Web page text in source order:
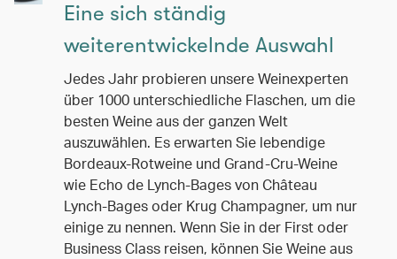
Eine sich ständig
weiterentwickelnde Auswahl
Jedes Jahr probieren unsere Weinexperten
über 1000 unterschiedliche Flaschen, um die
besten Weine aus der ganzen Welt
auszuwählen. Es erwarten Sie lebendige
Bordeaux-Rotweine und Grand-Cru-Weine
wie Echo de Lynch-Bages von Château
Lynch-Bages oder Krug Champagner, um nur
einige zu nennen. Wenn Sie in der First oder
Business Class reisen, können Sie Weine aus